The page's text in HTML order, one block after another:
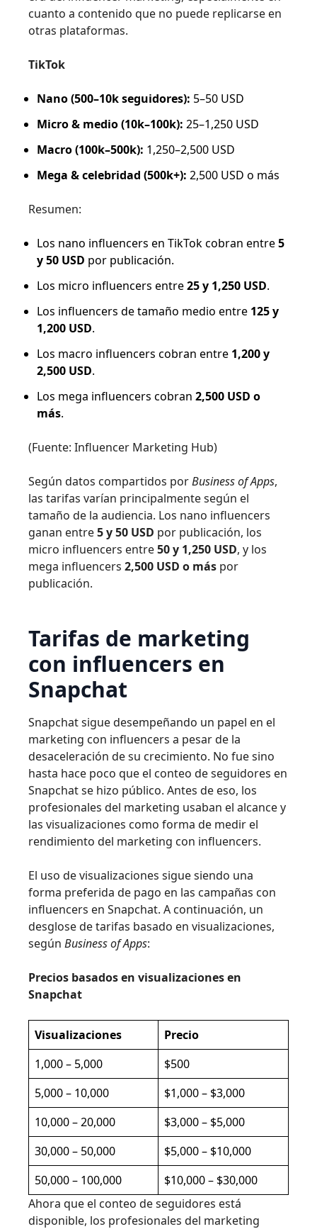
cuanto a contenido que no puede replicarse en
otras plataformas.
TikTok
Nano (500–10k seguidores): 5–50 USD
Micro & medio (10k–100k): 25–1,250 USD
Macro (100k–500k): 1,250–2,500 USD
Mega & celebridad (500k+): 2,500 USD o más
Resumen:
Los nano influencers en TikTok cobran entre5
y 50 USD por publicación.
Los micro influencers entre25 y 1,250 USD.
Los influencers de tamaño medio entre 125 y
1,200 USD.
Los macro influencers cobran entre 1,200 y
2,500 USD.
Los mega influencers cobran 2,500 USD o
más.
(Fuente: Influencer Marketing Hub)
Según datos compartidos porBusiness of Apps,
las tarifas varían principalmente según el
tamaño de la audiencia. Los nano influencers
ganan entre5 y 50 USD por publicación, los
micro influencers entre50 y 1,250 USD, y los
mega influencers 2,500 USD o más por
publicación.
Tarifas de marketing
con influencers en
Snapchat
Snapchat sigue desempeñando un papel en el
marketing con influencers a pesar de la
desaceleración de su crecimiento. No fue sino
hasta hace poco que el conteo de seguidores en
Snapchat se hizo público. Antes de eso, los
profesionales del marketing usaban el alcance y
las visualizaciones como forma de medir el
rendimiento del marketing con influencers.
El uso de visualizaciones sigue siendo una
forma preferida de pago en las campañas con
influencers en Snapchat. A continuación, un
desglose de tarifas basado en visualizaciones,
según Business of Apps:
Precios basados en visualizaciones en
Snapchat
Visualizaciones
Precio
1,000 – 5,000
$500
5,000 – 10,000
$1,000 – $3,000
10,000 – 20,000
$3,000 – $5,000
30,000 – 50,000
$5,000 – $10,000
50,000 – 100,000
$10,000 – $30,000
Ahora que el conteo de seguidores está
disponible, los profesionales del marketing